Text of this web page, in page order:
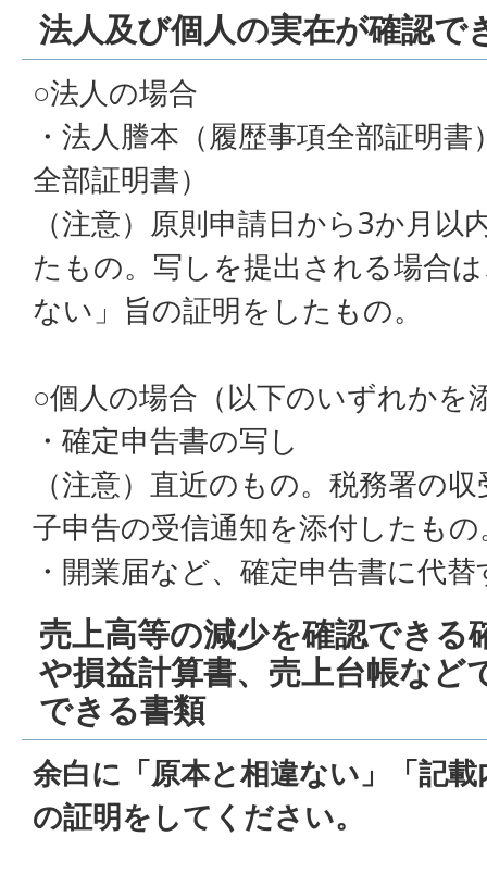
法人及び個人の実在が確認で
○法人の場合
・法人謄本（履歴事項全部証明
全部証明書）
（注意）原則申請日から3か月以
たもの。写しを提出される場合
ない」旨の証明をしたもの。
○個人の場合（以下のいずれかを
・確定申告書の写し
（注意）直近のもの。税務署の
子申告の受信通知を添付したもの
・開業届など、確定申告書に代
売上高等の減少を確認できる
や損益計算書、売上台帳など
できる書類
余白に「原本と相違ない」「記
の証明をしてください。